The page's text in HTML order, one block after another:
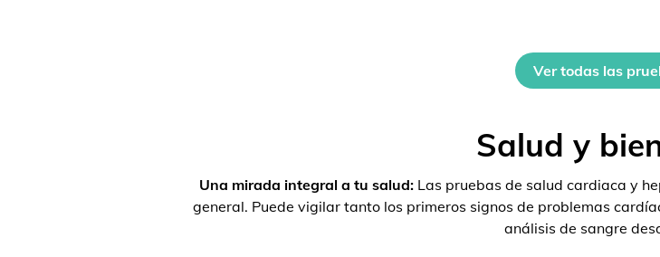
Ver todas las
Salud y
Una mirada integral a tu salud:Las pruebas de salud cardiaca y
general. Puede vigilar tanto los primeros signos de problemas
análisis de sangre